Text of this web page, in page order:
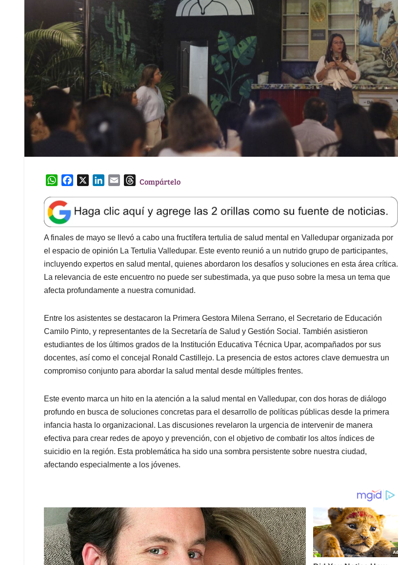
W
a
t
s
A
p
p
e
b
o
o
k
k
e
d
I
n
l
T
e
a
d
s
Compártelo
A finales de mayo se llevó a cabo una fructífera tertulia de salud mental en Valledupar organizada por
el espacio de opinión La Tertulia Valledupar. Este evento reunió a un nutrido grupo de participantes,
incluyendo expertos en salud mental, quienes abordaron los desafíos y soluciones en esta área crítica.
La relevancia de este encuentro no puede ser subestimada, ya que puso sobre la mesa un tema que
afecta profundamente a nuestra comunidad.
Entre los asistentes se destacaron la Primera Gestora Milena Serrano, el Secretario de Educación
Camilo Pinto, y representantes de la Secretaría de Salud y Gestión Social. También asistieron
estudiantes de los últimos grados de la Institución Educativa Técnica Upar, acompañados por sus
docentes, así como el concejal Ronald Castillejo. La presencia de estos actores clave demuestra un
compromiso conjunto para abordar la salud mental desde múltiples frentes.
Este evento marca un hito en la atención a la salud mental en Valledupar, con dos horas de diálogo
profundo en busca de soluciones concretas para el desarrollo de políticas públicas desde la primera
infancia hasta lo organizacional. Las discusiones revelaron la urgencia de intervenir de manera
efectiva para crear redes de apoyo y prevención, con el objetivo de combatir los altos índices de
suicidio en la región. Esta problemática ha sido una sombra persistente sobre nuestra ciudad,
afectando especialmente a los jóvenes.